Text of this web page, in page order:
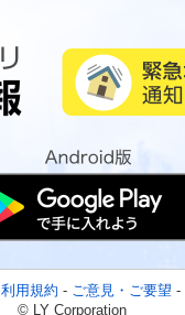
利用規約 - ご意見・ご要望 -
© LY Corporation